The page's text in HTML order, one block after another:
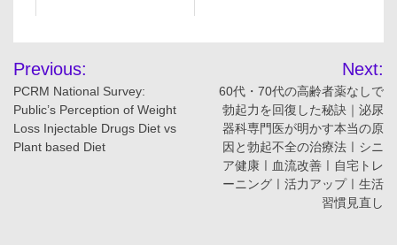
投
稿
ナ
Previous:
PCRM National Survey:
Public’s Perception of Weight
Loss Injectable Drugs Diet vs
Plant based Diet
Next:
60代・70代の高齢者薬なしで
勃起力を回復した秘訣｜泌尿
器科専門医が明かす本当の原
因と勃起不全の治療法ㅣシニ
ア健康ㅣ血流改善ㅣ自宅トレ
ーニングㅣ活力アップㅣ生活
習慣見直し